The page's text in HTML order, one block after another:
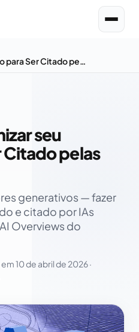
seu
Citado pelas
generativos — fazer
e citado por IAs
Overviews do
em10 de abril de 2026·